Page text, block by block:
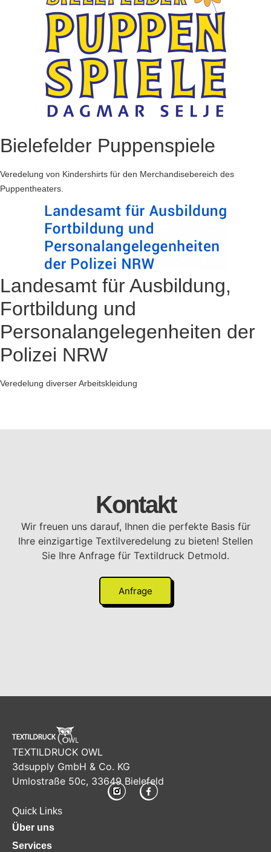
Bielefelder Puppenspiele
Veredelung von Kindershirts für den Merchandisebereich des
Puppentheaters.
Landesamt für Ausbildung,
Fortbildung und
Personalangelegenheiten der
Polizei NRW
Veredelung diverser Arbeitskleidung
Kontakt
Wir freuen uns darauf, Ihnen die perfekte Basis für
Ihre einzigartige Textilveredelung zu bieten! Stellen
Sie Ihre Anfrage für Textildruck Detmold.
Anfrage
TEXTILDRUCK OWL
3dsupply GmbH & Co. KG
Umlostraße 50c, 33649 Bielefeld
Quick Links
Über uns
Services